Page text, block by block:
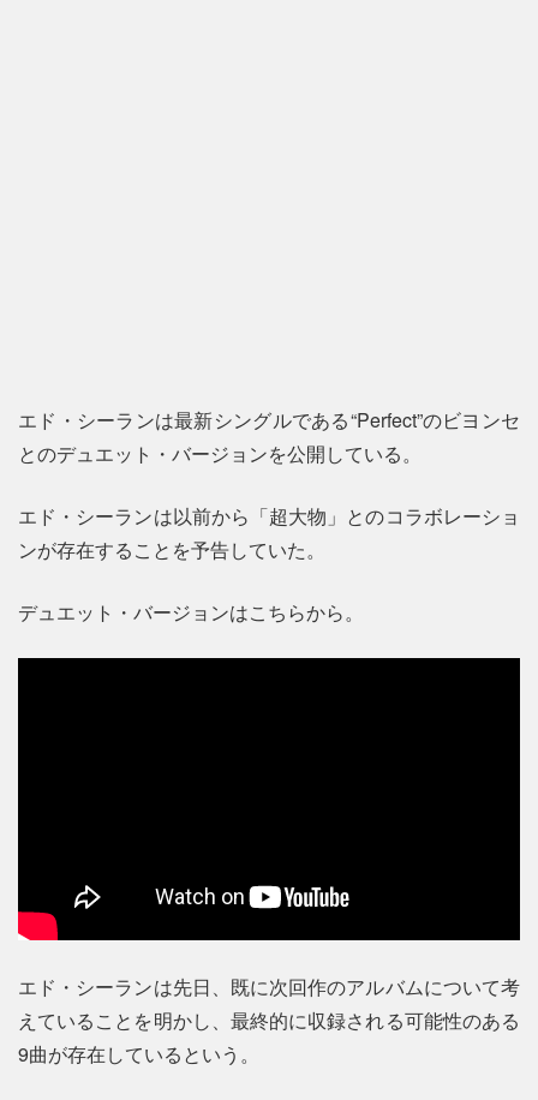
エド・シーランは最新シングルである“Perfect”のビヨンセ
とのデュエット・バージョンを公開している。
エド・シーランは以前から「超大物」とのコラボレーショ
ンが存在することを予告していた。
デュエット・バージョンはこちらから。
エド・シーランは先日、既に次回作のアルバムについて考
えていることを明かし、最終的に収録される可能性のある
9曲が存在しているという。